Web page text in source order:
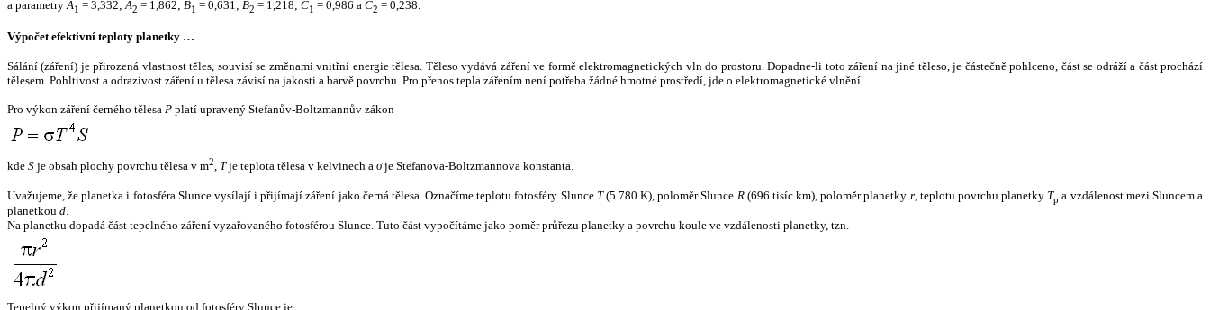
a parametryA1 = 3,332;A2 = 1,862; B1 = 0,631; B2 = 1,218; C1 = 0,986 a C2 = 0,238.
Výpočet efektivní teploty planetky …
Sálání (záření) je přirozená vlastnost těles, souvisí se změnami vnitřní energie tělesa. Těleso vydává záření ve formě elektromagnetických vln do prostoru. Dopadne-li toto záření na jiné těleso, je částečně pohlceno, část se odráží a část prochází
tělesem. Pohltivost a odrazivost záření u tělesa závisí na jakosti a barvě povrchu. Pro přenos tepla zářením není potřeba žádné hmotné prostředí, jde o elektromagnetické vlnění.
Pro výkon záření černého tělesa P platí upravený Stefanův-Boltzmannův zákon
kde S je obsah plochy povrchu tělesa v m2, Tje teplota tělesa v kelvinech a σje Stefanova-Boltzmannova konstanta.
Uvažujeme, že planetka i fotosféra Slunce vysílají i přijímají záření jako černá tělesa. Označíme teplotu fotosféry Slunce T(5 780 K), poloměr Slunce R(696 tisíc km), poloměr planetky r, teplotu povrchu planetky Tp a vzdálenost mezi Sluncem a
planetkou d.
Na planetku dopadá část tepelného záření vyzařovaného fotosférou Slunce. Tuto část vypočítáme jako poměr průřezu planetky a povrchu koule ve vzdálenosti planetky, tzn.
Tepelný výkon přijímaný planetkou od fotosféry Slunce je